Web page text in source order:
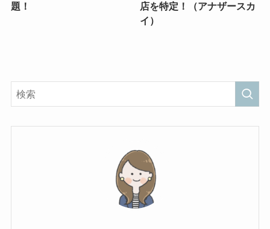
題！
店を特定！（アナザースカ
イ）